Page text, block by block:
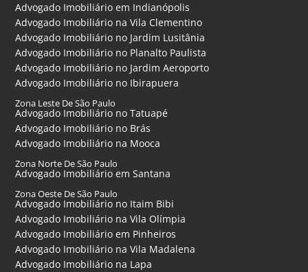
Advogado Imobiliário em Indianópolis
Advogado Imobiliário na Vila Clementino
Advogado Imobiliário no Jardim Lusitânia
Advogado Imobiliário no Planalto Paulista
Advogado Imobiliário no Jardim Aeroporto
Advogado Imobiliário no Ibirapuera
Zona Leste De São Paulo
Advogado Imobiliário no Tatuapé
Advogado Imobiliário no Brás
Advogado Imobiliário na Mooca
Zona Norte De São Paulo
Advogado Imobiliário em Santana
Zona Oeste De São Paulo
Advogado Imobiliário no Itaim Bibi
Advogado Imobiliário na Vila Olímpia
Advogado Imobiliário em Pinheiros
Advogado Imobiliário na Vila Madalena
Advogado Imobiliário na Lapa